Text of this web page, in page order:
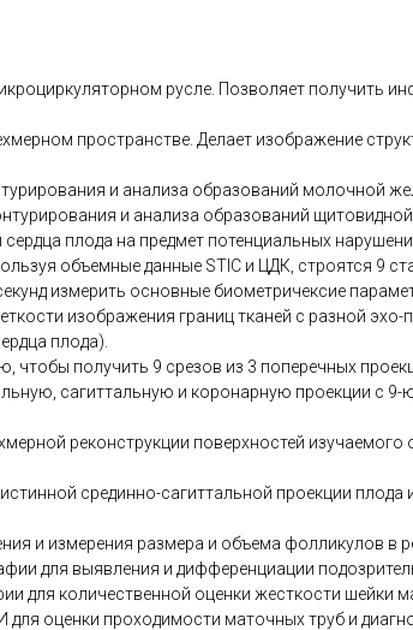
русле. Позволяет получить
пространстве. Делает изображение
и анализа образований молочной
и анализа образований
сердца плода на предмет потенциальных
объемные данные STIC и ЦДК, строятся 9
измерить основные биометричексие
изображения границ тканей с разной
плода).
чтобы получить 9 срезов из 3 поперечных
сагиттальную и коронарную проекции с
реконструкции поверхностей
срединно-сагиттальной проекции
и измерения размера и объема фолликулов в
для выявления и дифференциации
для количественной оценки жесткости шейки
оценки проходимости маточных труб и